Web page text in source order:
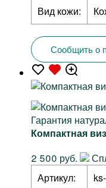
Вид кожи:
Сообщить о
Гарантия
Компактная
2 500 руб.
Артикул: